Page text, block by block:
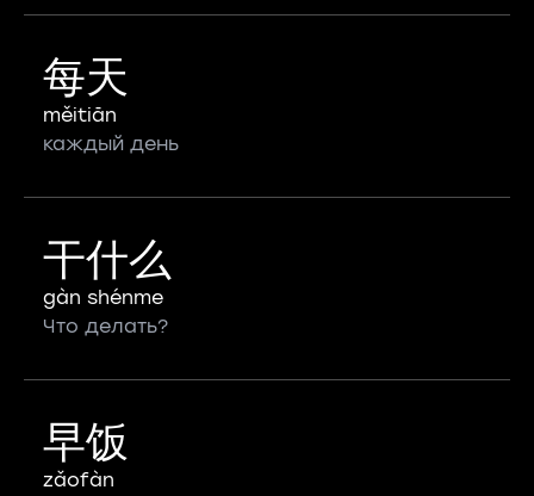
每天
měitiān
каждый день
干什么
gàn shénme
Что делать?
早饭
zǎofàn